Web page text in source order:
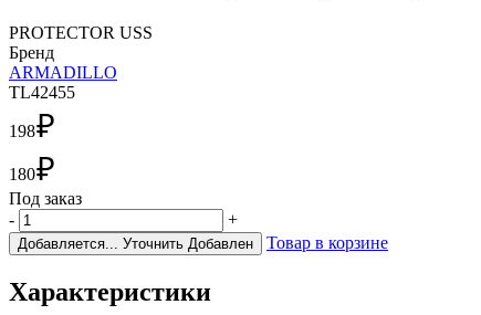
PROTECTOR USS
Бренд
ARMADILLO
TL42455
198₽
180₽
Под заказ
-
+
Добавляется... Уточнить Добавлен Товар в корзине
Характеристики